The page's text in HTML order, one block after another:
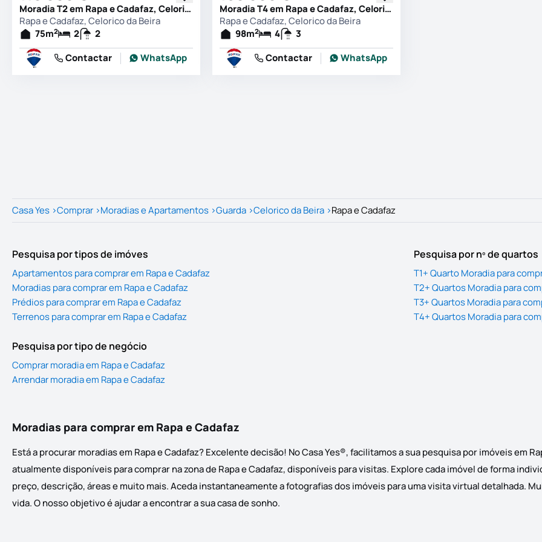
Moradia T2 em Rapa e Cadafaz, Celorico da Beira
Rapa e Cadafaz, Celorico da Beira
75m2 2
2
Contactar
WhatsApp
Moradia T4 em Rapa e Cadafaz, Celorico da Beira
Rapa e Cadafaz, Celorico da Beira
98m2 4
3
Contactar
WhatsApp
Casa Yes >Comprar >Moradias e Apartamentos >Guarda >Celorico da Beira >Rapa e Cadafaz
Pesquisa por tipos de imóves
Apartamentos para comprar em Rapa e Cadafaz
Moradias para comprar em Rapa e Cadafaz
Prédios para comprar em Rapa e Cadafaz
Terrenos para comprar em Rapa e Cadafaz
Pesquisa por nº de quartos
T1+ Quarto Moradia para
T2+ Quartos Moradia para
T3+ Quartos Moradia para
T4+ Quartos Moradia para
Pesquisa por tipo de negócio
Comprar moradia em Rapa e Cadafaz
Arrendar moradia em Rapa e Cadafaz
Moradias para comprar em Rapa e Cadafaz
Está a procurar moradias em Rapa e Cadafaz? Excelente decisão! No Casa Yes®, facilitamos a sua pesquisa por imóveis em
atualmente disponíveis para comprar na zona de Rapa e Cadafaz, disponíveis para visitas. Explore cada imóvel de forma
preço, descrição, áreas e muito mais. Aceda instantaneamente a fotografias dos imóveis para uma visita virtual detalhada.
vida. O nosso objetivo é ajudar a encontrar a sua casa de sonho.